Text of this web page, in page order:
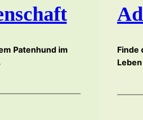
Patenhund im
Finde
Leben